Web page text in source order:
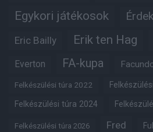
Egykori játékosok
Eric Bailly Erik ten Hag
Everton FA-kupa
Felkészülési túra 2022
Felkészülési túra 2024
Felkészülési túra 2026 Fred